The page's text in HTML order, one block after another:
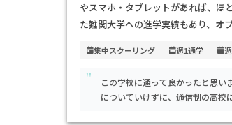
やスマホ・タブレットがあれば、ほ
た難関大学への進学実績もあり、オ
集中スクーリング 週1通学
"
この学校に通って良かったと思い
についていけずに、通信制の高校